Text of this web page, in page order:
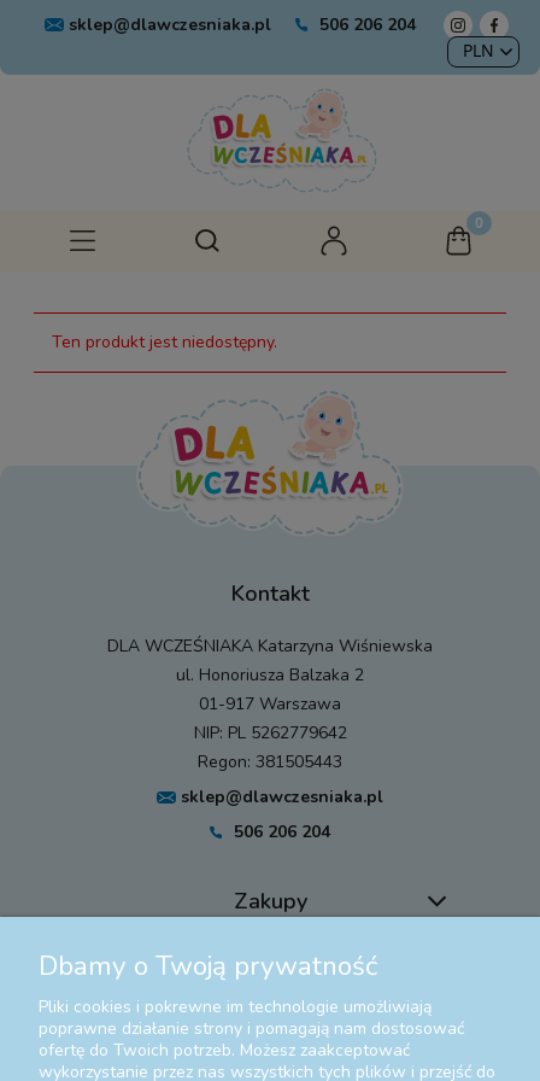
sklep@dlawczesniaka.pl 506 206 204
Ten produkt jest niedostępny.
Kontakt
DLA WCZEŚNIAKA Katarzyna Wiśniewska
ul. Honoriusza Balzaka 2
01-917 Warszawa
NIP: PL 5262779642
Regon: 381505443
sklep@dlawczesniaka.pl
506 206 204
Zakupy
Pomoc
Moje konto
Dbamy o Twoją prywatność
Pliki cookies i pokrewne im technologie umożliwiają
poprawne działanie strony i pomagają nam dostosować
ofertę do Twoich potrzeb. Możesz zaakceptować
wykorzystanie przez nas wszystkich tych plików i przejść do